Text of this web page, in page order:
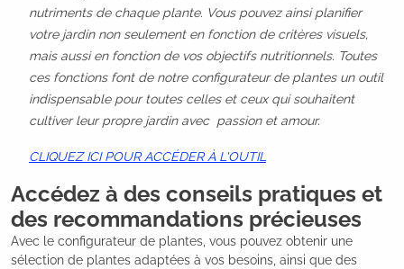
nutriments de chaque plante. Vous pouvez ainsi planifier
votre jardin non seulement en fonction de critères visuels,
mais aussi en fonction de vos objectifs nutritionnels. Toutes
ces fonctions font de notre configurateur de plantes un outil
indispensable pour toutes celles et ceux qui souhaitent
cultiver leur propre jardin avec passion et amour.
CLIQUEZ ICI POUR ACCÉDER À L'OUTIL
Accédez à des conseils pratiques et
des recommandations précieuses
Avec le configurateur de plantes, vous pouvez obtenir une
sélection de plantes adaptées à vos besoins, ainsi que des